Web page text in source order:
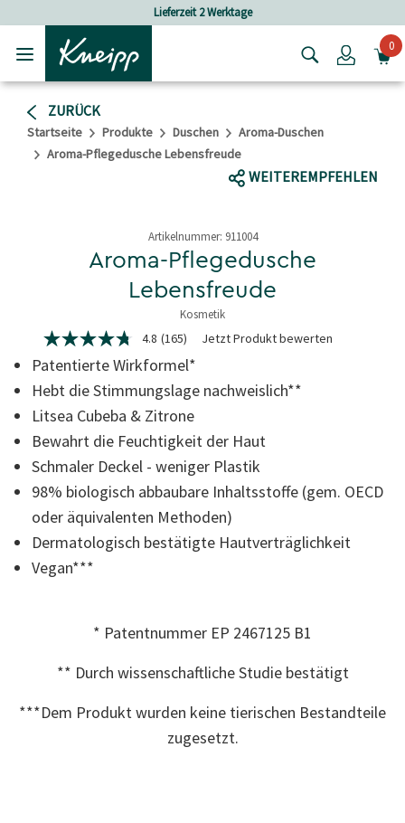
Login0
ZURÜCK
Startseite Produkte Duschen
Aroma-Duschen
Aroma-Pflegedusche Lebensfreude
WEITEREMPFEHLEN
Artikelnummer: 911004
Aroma-Pflegedusche
Lebensfreude
Kosmetik
3,4 von 5 Sternen
4.8
von
5
Sternen,
Durchschnittswert
der
Bewertung.
Read
165
Reviews.
Link
derselben
4.8 (165) Jetzt Produkt bewerten
Patentierte Wirkformel*
Hebt die Stimmungslage nachweislich**
Litsea Cubeba & Zitrone
Bewahrt die Feuchtigkeit der Haut
Schmaler Deckel - weniger Plastik
98% biologisch abbaubare Inhaltsstoffe (gem. OECD
oder äquivalenten Methoden)
Dermatologisch bestätigte Hautverträglichkeit
Vegan***
* Patentnummer EP 2467125 B1
** Durch wissenschaftliche Studie bestätigt
***Dem Produkt wurden keine tierischen Bestandteile
zugesetzt.